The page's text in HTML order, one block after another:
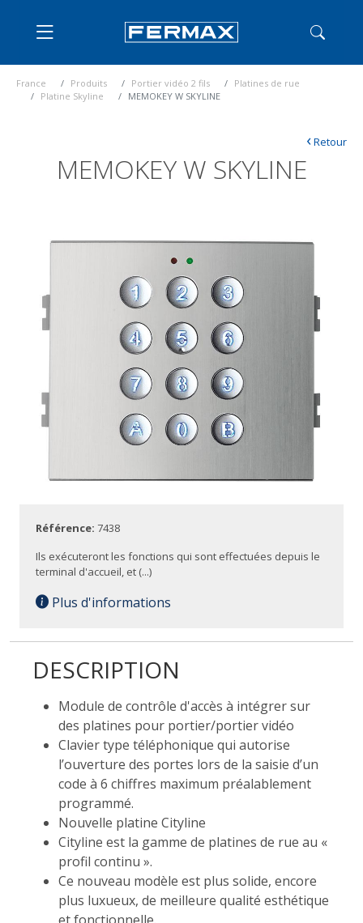
France Produits Portier vidéo 2 fils
Platines de rue
Platine Skyline
MEMOKEY W SKYLINE
MEMOKEY W SKYLINE
‹Retour
Référence: 7438
Ils exécuteront les fonctions qui sont effectuées depuis le
terminal d'accueil, et (...)
Plus d'informations
DESCRIPTION
Module de contrôle d'accès à intégrer sur
des platines pour portier/portier vidéo
Clavier type téléphonique qui autorise
l’ouverture des portes lors de la saisie d’un
code à 6 chiffres maximum préalablement
programmé.
Nouvelle platine Cityline
Cityline est la gamme de platines de rue au «
profil continu ».
Ce nouveau modèle est plus solide, encore
plus luxueux, de meilleure qualité esthétique